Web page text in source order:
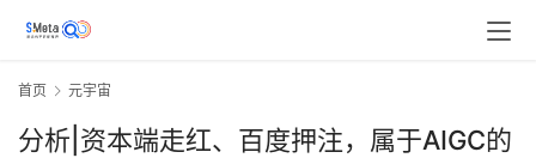
首页 元宇宙
分析|资本端走红、百度押注，属于AIGC的